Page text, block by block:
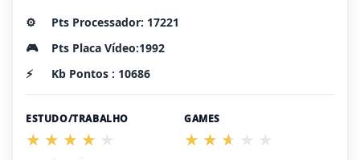
⚙️
Pts Processador: 17221
🎮
Pts Placa Vídeo:1992
⚡
Kb Pontos : 10686
ESTUDO/TRABALHO GAMES